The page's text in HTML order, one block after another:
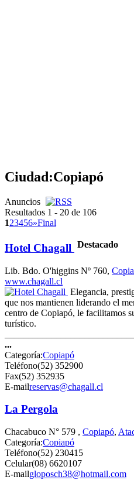
Ciudad:Copiapó
Anuncios
Resultados 1 - 20 de 106
123456»Final
Hotel Chagall Destacado
Lib. Bdo. O'higgins Nº 760,
www.chagall.cl
Elegancia,
que nos mantienen liderando el
centro de Copiapó, le facilitamos
turístico.
...
Categoría:Copiapó
Teléfono(52) 352900
Fax(52) 352935
E-mailreservas@chagall.cl
La Pergola
Chacabuco N° 579 , Copiapó,
Categoría:Copiapó
Teléfono(52) 230415
Celular(08) 6620107
E-mailgloposch38@hotmail.com